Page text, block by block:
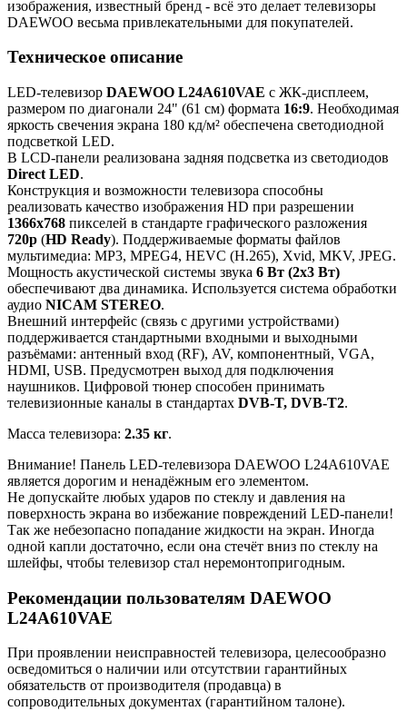
изображения, известный бренд - всё это делает телевизоры
DAEWOO весьма привлекательными для покупателей.
Техническое описание
LED-телевизор DAEWOO L24A610VAE с ЖК-дисплеем,
размером по диагонали 24" (61 см) формата 16:9. Необходимая
яркость свечения экрана 180 кд/м² обеспечена светодиодной
подсветкой LED.
В LCD-панели реализована задняя подсветка из светодиодов
Direct LED.
Конструкция и возможности телевизора способны
реализовать качество изображения HD при разрешении
1366x768 пикселей в стандарте графического разложения
720p (HD Ready). Поддерживаемые форматы файлов
мультимедиа: MP3, MPEG4, HEVC (H.265), Xvid, MKV, JPEG.
Мощность акустической системы звука 6 Вт (2х3 Вт)
обеспечивают два динамика. Используется система обработки
аудио NICAM STEREO.
Внешний интерфейс (связь с другими устройствами)
поддерживается стандартными входными и выходными
разъёмами: антенный вход (RF), AV, компонентный, VGA,
HDMI, USB. Предусмотрен выход для подключения
наушников. Цифровой тюнер способен принимать
телевизионные каналы в стандартах DVB-T, DVB-T2.
Масса телевизора: 2.35 кг.
Внимание! Панель LED-телевизора DAEWOO L24A610VAE
является дорогим и ненадёжным его элементом.
Не допускайте любых ударов по стеклу и давления на
поверхность экрана во избежание повреждений LED-панели!
Так же небезопасно попадание жидкости на экран. Иногда
одной капли достаточно, если она стечёт вниз по стеклу на
шлейфы, чтобы телевизор стал неремонтопригодным.
Рекомендации пользователям DAEWOO
L24A610VAE
При проявлении неисправностей телевизора, целесообразно
осведомиться о наличии или отсутствии гарантийных
обязательств от производителя (продавца) в
сопроводительных документах (гарантийном талоне).